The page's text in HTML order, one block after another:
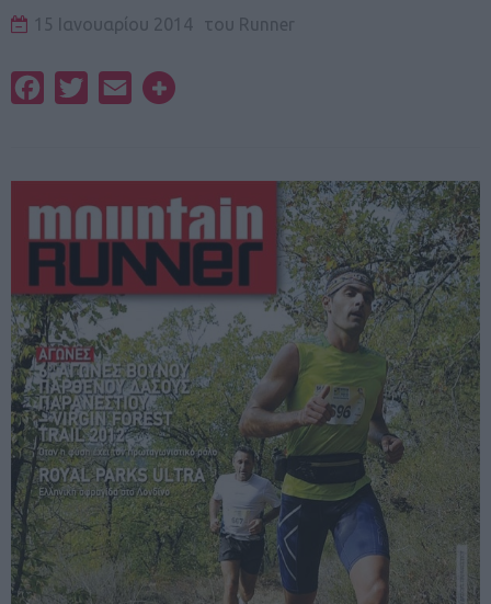
15 Ιανουαρίου 2014 του Runner
FacebookTwitterEmail